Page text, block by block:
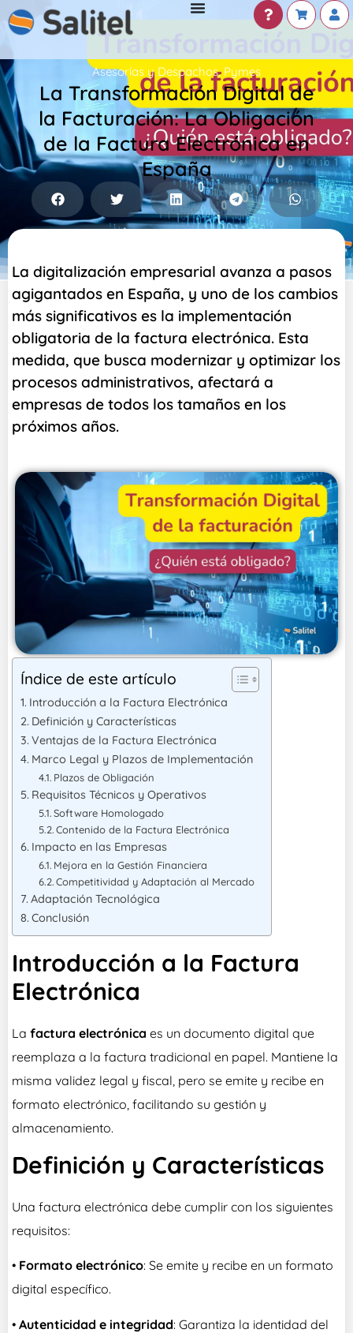
Asesorías y Despachos,Pymes
La Transformación Digital de
la Facturación: La Obligación
de la Factura Electrónica en
España
La digitalización empresarial avanza a pasos
agigantados en España, y uno de los cambios
más significativos es la implementación
obligatoria de la factura electrónica. Esta
medida, que busca modernizar y optimizar los
procesos administrativos, afectará a
empresas de todos los tamaños en los
próximos años.
Índice de este artículo
Introducción a la Factura Electrónica
Definición y Características
Ventajas de la Factura Electrónica
Marco Legal y Plazos de Implementación
Plazos de Obligación
Requisitos Técnicos y Operativos
Software Homologado
Contenido de la Factura Electrónica
Impacto en las Empresas
Mejora en la Gestión Financiera
Competitividad y Adaptación al Mercado
Adaptación Tecnológica
Conclusión
Introducción a la Factura
Electrónica
La factura electrónica es un documento digital que
reemplaza a la factura tradicional en papel. Mantiene la
misma validez legal y fiscal, pero se emite y recibe en
formato electrónico, facilitando su gestión y
almacenamiento.
Definición y Características
Una factura electrónica debe cumplir con los siguientes
requisitos:
• Formato electrónico: Se emite y recibe en un formato
digital específico.
• Autenticidad e integridad: Garantiza la identidad del